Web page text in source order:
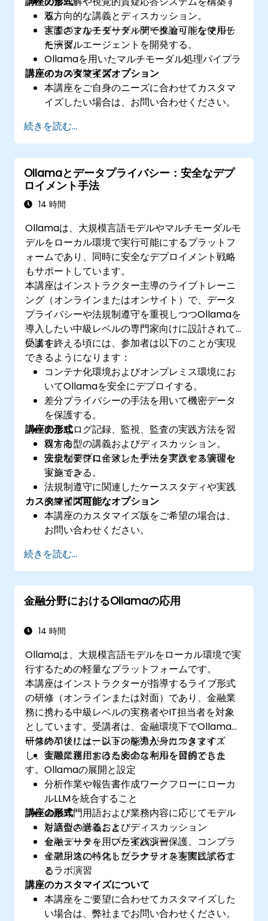
る。
さまざまなモダリティ間で推論可能なマルチ
モーダルエージェントを開発する。
双方向的な講義とディスカッション。
実際のマルチモーダルデータセットを使用し
た演習。
Ollamaを用いたマルチモーダル処理パイプラ
インの実装実習。
講座のカスタマイズオプション
本講座をご自身のニーズに合わせてカスタマ
イズしたい場合は、お問い合わせください。
続きを読む...
Ollamaとデータプライバシー：安全なデプ
ロイメント手法
14 時間
Ollamaは、大規模言語モデルやマルチモーダルモ
デルをローカル環境で実行可能にするプラットフ
ォームであり、同時に安全なデプロイメント戦略
もサポートしています。
本講座はインストラクター主導のライブトレーニ
ング（オンラインまたはオンサイト）で、データ
プライバシーや法規制遵守を重視しつつOllamaを
導入したい中級レベルの専門家向けに設計されて
います。
受講を終える頃には、参加者は以下のことが実現
できるようになります：
コンテナ化環境およびオンプレミス環境にお
いてOllamaを安全にデプロイする。
差分プライバシーの手法を用いて機密データ
を保護する。
安全なログ記録、監視、監査の実践方法を習
得する。
法規制要件に合致したデータアクセス管理を
実施できる。
講座の形式
双方向型の講義およびディスカッション。
安全なデプロイメント手法を実践する演習セ
ッション。
法規制遵守に関連したケーススタディや実践
的練習問題。
カスタマイズ可能なオプション
本講座のカスタマイズ版をご希望の場合は、
お問い合わせください。
続きを読む...
金融分野におけるOllamaの応用
14 時間
Ollamaは、大規模言語モデルをローカル環境で実
行するための軽量なプラットフォームです。
本講座はインストラクターが指導するライブ形式
の研修（オンラインまたは対面）であり、金融業
務に携わる中級レベルの実務者やIT担当者を対象
としています。受講者は、金融環境下でOllamaベ
ースのAIソリューションを導入・カスタマイズ
し、実際に運用するためのスキルを習得できま
す。
研修終了後には、以下の能力が身につきます：
金融業務における安全な利用を目的とした
Ollamaの展開と設定
分析作業や報告書作成ワークフローにローカ
ルLLMを統合すること
金融専門用語および業務内容に応じてモデル
を適合させること
セキュリティ、プライバシー保護、コンプラ
イアンスのベストプラクティスを実践するこ
と
講座の形式
対話型の講義およびディスカッション
金融データを用いた実践演習
金融用途に特化したシナリオを実際に試行す
るラボ演習
講座のカスタマイズについて
本講座をご要望に合わせてカスタマイズした
い場合は、弊社までお問い合わせください。